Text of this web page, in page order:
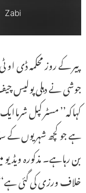
Zabi
پیر کے روز محکمہ ڈی او
جوشی نے دہلی پولیس
کہاکہ’’ مسٹر کپل
ہے جو کچھ شہریوں کے
بن رہاہے۔ مذکورہ
خلاف ورزی کی گئی